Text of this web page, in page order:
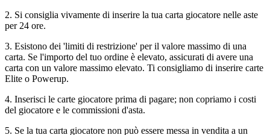
2. Si consiglia vivamente di inserire la tua carta giocatore nelle aste
per 24 ore.
3. Esistono dei 'limiti di restrizione' per il valore massimo di una
carta. Se l'importo del tuo ordine è elevato, assicurati di avere una
carta con un valore massimo elevato. Ti consigliamo di inserire carte
Elite o Powerup.
4. Inserisci le carte giocatore prima di pagare; non copriamo i costi
del giocatore e le commissioni d'asta.
5. Se la tua carta giocatore non può essere messa in vendita a un